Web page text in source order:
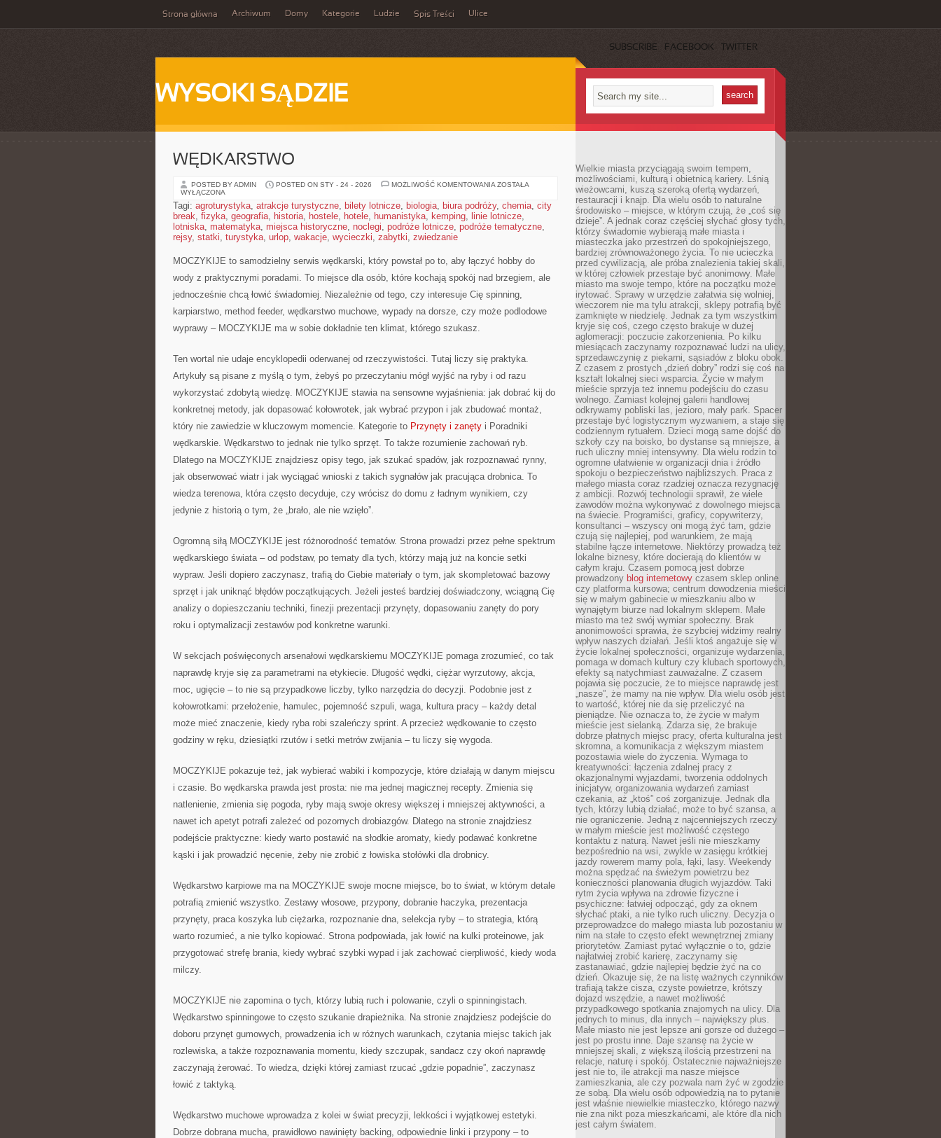
Strona główna Archiwum Domy Kategorie Ludzie Spis Treści Ulice
SUBSCRIBE FACEBOOK TWITTER
WYSOKI SĄDZIE
WĘDKARSTWO
POSTED BY ADMIN POSTED ON STY - 24 - 2026 MOŻLIWOŚĆ KOMENTOWANIA WĘDKARSTWO
ZOSTAŁA
WYŁĄCZONA
Tagi: agroturystyka, atrakcje turystyczne, bilety lotnicze, biologia, biura podróży, chemia, city
break, fizyka, geografia, historia, hostele, hotele, humanistyka, kemping, linie lotnicze,
lotniska, matematyka, miejsca historyczne, noclegi, podróże lotnicze, podróże tematyczne,
rejsy, statki, turystyka, urlop, wakacje, wycieczki, zabytki, zwiedzanie
MOCZYKIJE to samodzielny serwis wędkarski, który powstał po to, aby łączyć hobby do
wody z praktycznymi poradami. To miejsce dla osób, które kochają spokój nad brzegiem, ale
jednocześnie chcą łowić świadomiej. Niezależnie od tego, czy interesuje Cię spinning,
karpiarstwo, method feeder, wędkarstwo muchowe, wypady na dorsze, czy może podlodowe
wyprawy – MOCZYKIJE ma w sobie dokładnie ten klimat, którego szukasz.
Ten wortal nie udaje encyklopedii oderwanej od rzeczywistości. Tutaj liczy się praktyka.
Artykuły są pisane z myślą o tym, żebyś po przeczytaniu mógł wyjść na ryby i od razu
wykorzystać zdobytą wiedzę. MOCZYKIJE stawia na sensowne wyjaśnienia: jak dobrać kij do
konkretnej metody, jak dopasować kołowrotek, jak wybrać przypon i jak zbudować montaż,
który nie zawiedzie w kluczowym momencie. Kategorie to Przynęty i zanęty i Poradniki
wędkarskie. Wędkarstwo to jednak nie tylko sprzęt. To także rozumienie zachowań ryb.
Dlatego na MOCZYKIJE znajdziesz opisy tego, jak szukać spadów, jak rozpoznawać rynny,
jak obserwować wiatr i jak wyciągać wnioski z takich sygnałów jak pracująca drobnica. To
wiedza terenowa, która często decyduje, czy wrócisz do domu z ładnym wynikiem, czy
jedynie z historią o tym, że „brało, ale nie wzięło”.
Ogromną siłą MOCZYKIJE jest różnorodność tematów. Strona prowadzi przez pełne spektrum
wędkarskiego świata – od podstaw, po tematy dla tych, którzy mają już na koncie setki
wypraw. Jeśli dopiero zaczynasz, trafią do Ciebie materiały o tym, jak skompletować bazowy
sprzęt i jak uniknąć błędów początkujących. Jeżeli jesteś bardziej doświadczony, wciągną Cię
analizy o dopieszczaniu techniki, finezji prezentacji przynęty, dopasowaniu zanęty do pory
roku i optymalizacji zestawów pod konkretne warunki.
W sekcjach poświęconych arsenałowi wędkarskiemu MOCZYKIJE pomaga zrozumieć, co tak
naprawdę kryje się za parametrami na etykiecie. Długość wędki, ciężar wyrzutowy, akcja,
moc, ugięcie – to nie są przypadkowe liczby, tylko narzędzia do decyzji. Podobnie jest z
kołowrotkami: przełożenie, hamulec, pojemność szpuli, waga, kultura pracy – każdy detal
może mieć znaczenie, kiedy ryba robi szaleńczy sprint. A przecież wędkowanie to często
godziny w ręku, dziesiątki rzutów i setki metrów zwijania – tu liczy się wygoda.
MOCZYKIJE pokazuje też, jak wybierać wabiki i kompozycje, które działają w danym miejscu
i czasie. Bo wędkarska prawda jest prosta: nie ma jednej magicznej recepty. Zmienia się
natlenienie, zmienia się pogoda, ryby mają swoje okresy większej i mniejszej aktywności, a
nawet ich apetyt potrafi zależeć od pozornych drobiazgów. Dlatego na stronie znajdziesz
podejście praktyczne: kiedy warto postawić na słodkie aromaty, kiedy podawać konkretne
kąski i jak prowadzić nęcenie, żeby nie zrobić z łowiska stołówki dla drobnicy.
Wędkarstwo karpiowe ma na MOCZYKIJE swoje mocne miejsce, bo to świat, w którym detale
potrafią zmienić wszystko. Zestawy włosowe, przypony, dobranie haczyka, prezentacja
przynęty, praca koszyka lub ciężarka, rozpoznanie dna, selekcja ryby – to strategia, którą
warto rozumieć, a nie tylko kopiować. Strona podpowiada, jak łowić na kulki proteinowe, jak
przygotować strefę brania, kiedy wybrać szybki wypad i jak zachować cierpliwość, kiedy woda
milczy.
MOCZYKIJE nie zapomina o tych, którzy lubią ruch i polowanie, czyli o spinningistach.
Wędkarstwo spinningowe to często szukanie drapieżnika. Na stronie znajdziesz podejście do
doboru przynęt gumowych, prowadzenia ich w różnych warunkach, czytania miejsc takich jak
rozlewiska, a także rozpoznawania momentu, kiedy szczupak, sandacz czy okoń naprawdę
zaczynają żerować. To wiedza, dzięki której zamiast rzucać „gdzie popadnie”, zaczynasz
łowić z taktyką.
Wędkarstwo muchowe wprowadza z kolei w świat precyzji, lekkości i wyjątkowej estetyki.
Dobrze dobrana mucha, prawidłowo nawinięty backing, odpowiednie linki i przypony – to
Wielkie miasta przyciągają swoim tempem,
możliwościami, kulturą i obietnicą kariery. Lśnią
wieżowcami, kuszą szeroką ofertą wydarzeń,
restauracji i knajp. Dla wielu osób to naturalne
środowisko – miejsce, w którym czują, że „coś się
dzieje”. A jednak coraz częściej słychać głosy tych,
którzy świadomie wybierają małe miasta i
miasteczka jako przestrzeń do spokojniejszego,
bardziej zrównoważonego życia. To nie ucieczka
przed cywilizacją, ale próba znalezienia takiej skali,
w której człowiek przestaje być anonimowy. Małe
miasto ma swoje tempo, które na początku może
irytować. Sprawy w urzędzie załatwia się wolniej,
wieczorem nie ma tylu atrakcji, sklepy potrafią być
zamknięte w niedzielę. Jednak za tym wszystkim
kryje się coś, czego często brakuje w dużej
aglomeracji: poczucie zakorzenienia. Po kilku
miesiącach zaczynamy rozpoznawać ludzi na ulicy,
sprzedawczynię z piekarni, sąsiadów z bloku obok.
Z czasem z prostych „dzień dobry” rodzi się coś na
kształt lokalnej sieci wsparcia. Życie w małym
mieście sprzyja też innemu podejściu do czasu
wolnego. Zamiast kolejnej galerii handlowej
odkrywamy pobliski las, jezioro, mały park. Spacer
przestaje być logistycznym wyzwaniem, a staje się
codziennym rytuałem. Dzieci mogą same dojść do
szkoły czy na boisko, bo dystanse są mniejsze, a
ruch uliczny mniej intensywny. Dla wielu rodzin to
ogromne ułatwienie w organizacji dnia i źródło
spokoju o bezpieczeństwo najbliższych. Praca z
małego miasta coraz rzadziej oznacza rezygnację
z ambicji. Rozwój technologii sprawił, że wiele
zawodów można wykonywać z dowolnego miejsca
na świecie. Programiści, graficy, copywriterzy,
konsultanci – wszyscy oni mogą żyć tam, gdzie
czują się najlepiej, pod warunkiem, że mają
stabilne łącze internetowe. Niektórzy prowadzą też
lokalne biznesy, które docierają do klientów w
całym kraju. Czasem pomocą jest dobrze
prowadzony blog internetowy czasem sklep online
czy platforma kursowa; centrum dowodzenia mieści
się w małym gabinecie w mieszkaniu albo w
wynajętym biurze nad lokalnym sklepem. Małe
miasto ma też swój wymiar społeczny. Brak
anonimowości sprawia, że szybciej widzimy realny
wpływ naszych działań. Jeśli ktoś angażuje się w
życie lokalnej społeczności, organizuje wydarzenia,
pomaga w domach kultury czy klubach sportowych,
efekty są natychmiast zauważalne. Z czasem
pojawia się poczucie, że to miejsce naprawdę jest
„nasze”, że mamy na nie wpływ. Dla wielu osób jest
to wartość, której nie da się przeliczyć na
pieniądze. Nie oznacza to, że życie w małym
mieście jest sielanką. Zdarza się, że brakuje
dobrze płatnych miejsc pracy, oferta kulturalna jest
skromna, a komunikacja z większym miastem
pozostawia wiele do życzenia. Wymaga to
kreatywności: łączenia zdalnej pracy z
okazjonalnymi wyjazdami, tworzenia oddolnych
inicjatyw, organizowania wydarzeń zamiast
czekania, aż „ktoś” coś zorganizuje. Jednak dla
tych, którzy lubią działać, może to być szansa, a
nie ograniczenie. Jedną z najcenniejszych rzeczy
w małym mieście jest możliwość częstego
kontaktu z naturą. Nawet jeśli nie mieszkamy
bezpośrednio na wsi, zwykle w zasięgu krótkiej
jazdy rowerem mamy pola, łąki, lasy. Weekendy
można spędzać na świeżym powietrzu bez
konieczności planowania długich wyjazdów. Taki
rytm życia wpływa na zdrowie fizyczne i
psychiczne: łatwiej odpocząć, gdy za oknem
słychać ptaki, a nie tylko ruch uliczny. Decyzja o
przeprowadzce do małego miasta lub pozostaniu w
nim na stałe to często efekt wewnętrznej zmiany
priorytetów. Zamiast pytać wyłącznie o to, gdzie
najłatwiej zrobić karierę, zaczynamy się
zastanawiać, gdzie najlepiej będzie żyć na co
dzień. Okazuje się, że na listę ważnych czynników
trafiają także cisza, czyste powietrze, krótszy
dojazd wszędzie, a nawet możliwość
przypadkowego spotkania znajomych na ulicy. Dla
jednych to minus, dla innych – największy plus.
Małe miasto nie jest lepsze ani gorsze od dużego –
jest po prostu inne. Daje szansę na życie w
mniejszej skali, z większą ilością przestrzeni na
relacje, naturę i spokój. Ostatecznie najważniejsze
jest nie to, ile atrakcji ma nasze miejsce
zamieszkania, ale czy pozwala nam żyć w zgodzie
ze sobą. Dla wielu osób odpowiedzią na to pytanie
jest właśnie niewielkie miasteczko, którego nazwy
nie zna nikt poza mieszkańcami, ale które dla nich
jest całym światem.